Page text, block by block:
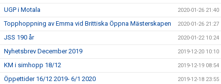
UGP i Motala 2020-01-26 21:40
Topphoppning av Emma vid Brittiska Öppna Mästerskapen 2020-01-26 21:27
JSS 190 år 2020-01-22 10:24
Nyhetsbrev December 2019 2019-12-20 10:10
KM i simhopp 18/12 2019-12-19 08:54
Öppettider 16/12 2019- 6/1 2020 2019-12-18 23:55